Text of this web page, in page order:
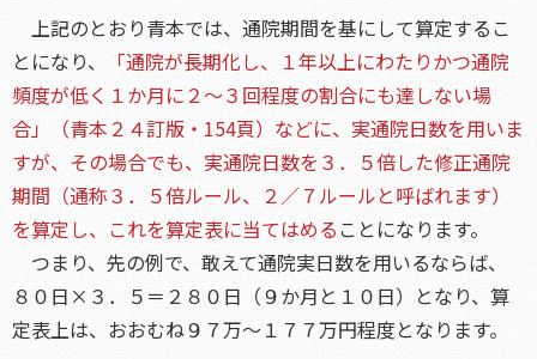
上記のとおり青本では、通院期間を基にして算定するこ
とになり、
「通院が長期化し、１年以上にわたりかつ通院
頻度が低く１か月に２～３回程度の割合にも達しない場
合」（青本２４訂版・154頁）などに、実通院日数を用いま
すが、その場合でも、実通院日数を３．５倍した修正通院
期間（通称３．５倍ルール、２／７ルールと呼ばれます）
を算定し、これを算定表に当てはめることになります。
つまり、先の例で、敢えて通院実日数を用いるならば、
８０日×３．５＝２８０日（９か月と１０日）となり、算
定表上は、おおむね９７万～１７７万円程度となります。